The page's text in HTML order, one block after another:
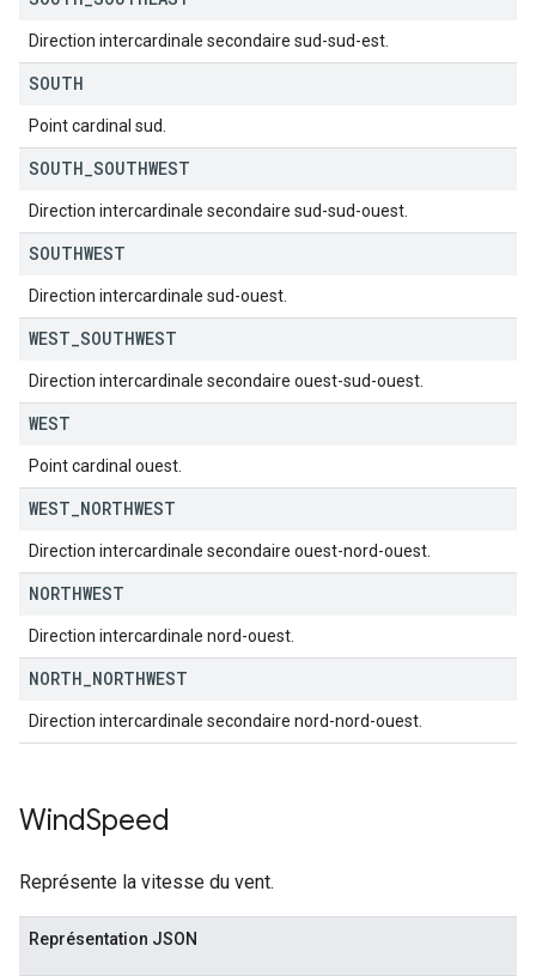
Direction intercardinale secondaire sud-sud-est.
SOUTH
Point cardinal sud.
SOUTH SOUTHWEST
Direction intercardinale secondaire sud-sud-ouest.
SOUTHWEST
Direction intercardinale sud-ouest.
WEST SOUTHWEST
Direction intercardinale secondaire ouest-sud-ouest.
WEST
Point cardinal ouest.
WEST NORTHWEST
Direction intercardinale secondaire ouest-nord-ouest.
NORTHWEST
Direction intercardinale nord-ouest.
NORTH NORTHWEST
Direction intercardinale secondaire nord-nord-ouest.
WindSpeed
Représente la vitesse du vent.
Représentation JSON